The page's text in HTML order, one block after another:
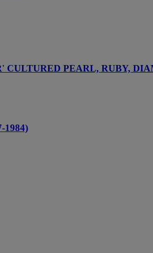
PEARL, RUBY,
1984)